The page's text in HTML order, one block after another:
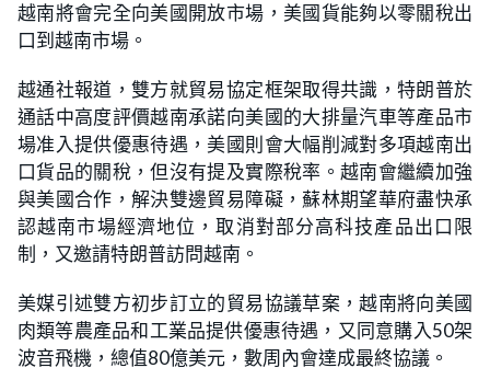
越南將會完全向美國開放市場，美國貨能夠以零關稅出
口到越南市場。
越通社報道，雙方就貿易協定框架取得共識，特朗普於
通話中高度評價越南承諾向美國的大排量汽車等產品市
場准入提供優惠待遇，美國則會大幅削減對多項越南出
口貨品的關稅，但沒有提及實際稅率。越南會繼續加強
與美國合作，解決雙邊貿易障礙，蘇林期望華府盡快承
認越南市場經濟地位，取消對部分高科技產品出口限
制，又邀請特朗普訪問越南。
美媒引述雙方初步訂立的貿易協議草案，越南將向美國
肉類等農產品和工業品提供優惠待遇，又同意購入50架
波音飛機，總值80億美元，數周內會達成最終協議。